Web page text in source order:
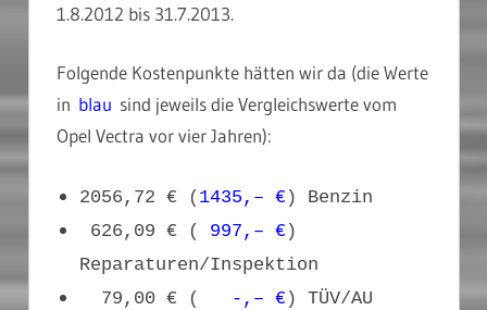
1.8.2012 bis 31.7.2013.
Folgende Kostenpunkte hätten wir da (die Werte
in blau sind jeweils die Vergleichswerte vom
Opel Vectra vor vier Jahren):
2056,72 € ( 1435,– € ) Benzin
626,09 € ( 997,– € )
Reparaturen/Inspektion
79,00 € (
-,– € ) TÜV/AU